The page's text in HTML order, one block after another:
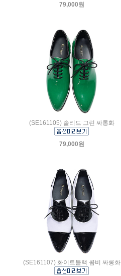
79,000원
(SE161105) 솔리드 그린 싸롱화
79,000원
(SE161107) 화이트블랙 콤비 싸롱화